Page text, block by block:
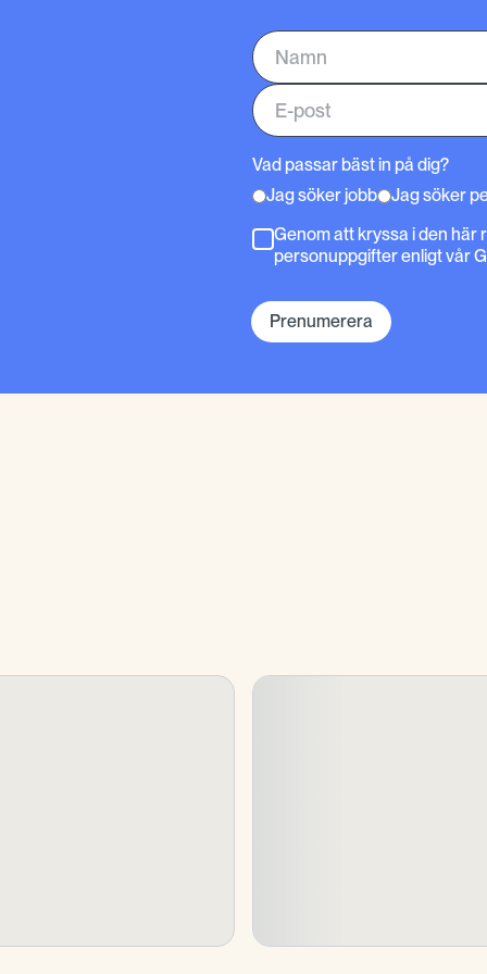
Vad passar bäst in på dig?
Jag söker jobb
Jag söker
Genom att kryssa i den här
personuppgifter enligt vår
Prenumerera